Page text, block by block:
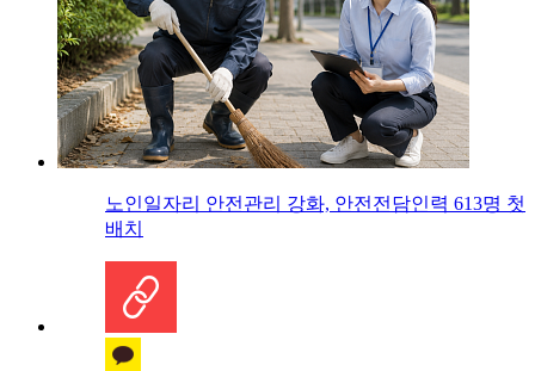
노인일자리 안전관리 강화, 안전전담인력 613명 첫
배치